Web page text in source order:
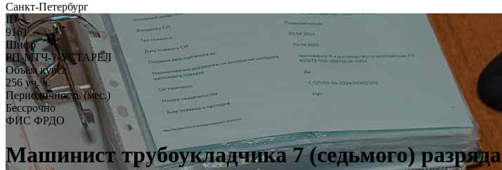
Санкт-Петербург
ID
9161
Шифр
РП-МТЧ-7-УСТАРЕЛ
Объём курса
256 уч. ч.
Периодичность (мес.)
Бессрочно
ФИС ФРДО
Машинист трубоукладчика 7 (седьмого) разряда